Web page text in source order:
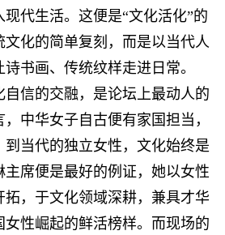
代生活。这便是“文化活化”的
化的简单复刻，而是以当代人
书画、传统纹样走进日常。
自信的交融，是论坛上最动人的
中华女子自古便有家国担当，
到当代的独立女性，文化始终是
主席便是最好的例证，她以女性
拓，于文化领域深耕，兼具才华
女性崛起的鲜活榜样。而现场的